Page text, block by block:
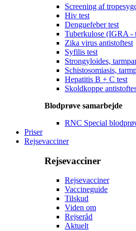
Screening af
Hiv test
Denguefeber test
Tuberkulose (IGRA -
Zika virus antistoftest
Syfilis test
Strongyloides,
Schistosomiasis,
Hepatitis B + C test
Skoldkoppe
Blodprøve samarbejde
RNC Special
Priser
Rejsevacciner
Rejsevacciner
Rejsevacciner
Vaccineguide
Tilskud
Viden om
Rejseråd
Aktuelt